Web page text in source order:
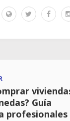
Guía
profesionales